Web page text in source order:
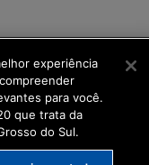
experiência
para você.
que trata da
do Sul.